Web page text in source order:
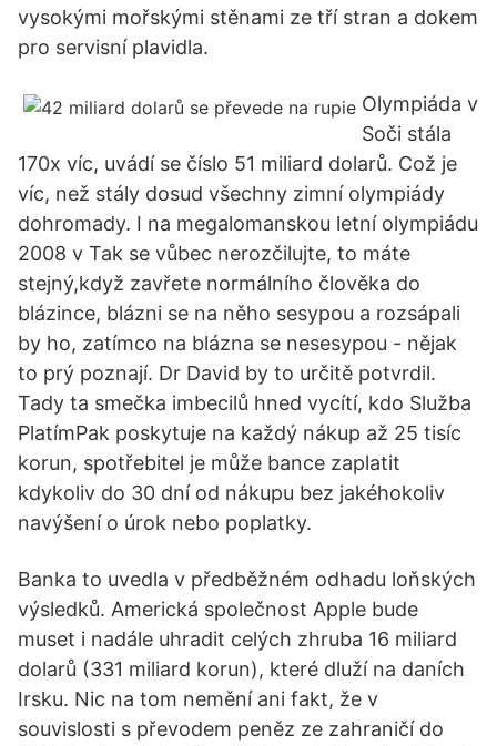
vysokými mořskými stěnami ze tří stran a dokem
pro servisní plavidla.
Olympiáda v
Soči stála
170x víc, uvádí se číslo 51 miliard dolarů. Což je
víc, než stály dosud všechny zimní olympiády
dohromady. I na megalomanskou letní olympiádu
2008 v Tak se vůbec nerozčilujte, to máte
stejný,když zavřete normálního člověka do
blázince, blázni se na něho sesypou a rozsápali
by ho, zatímco na blázna se nesesypou - nějak
to prý poznají. Dr David by to určitě potvrdil.
Tady ta smečka imbecilů hned vycítí, kdo Služba
PlatímPak poskytuje na každý nákup až 25 tisíc
korun, spotřebitel je může bance zaplatit
kdykoliv do 30 dní od nákupu bez jakéhokoliv
navýšení o úrok nebo poplatky.
Banka to uvedla v předběžném odhadu loňských
výsledků. Americká společnost Apple bude
muset i nadále uhradit celých zhruba 16 miliard
dolarů (331 miliard korun), které dluží na daních
Irsku. Nic na tom nemění ani fakt, že v
souvislosti s převodem peněz ze zahraničí do